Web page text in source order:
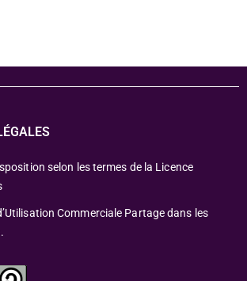
selon les termes de la Licence
Commerciale Partage dans les